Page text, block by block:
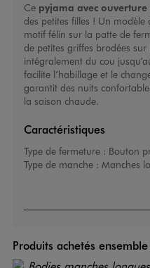
Ce pyjama avec ouverture
des petites filles ! Un
motif félin sur la patte de
de petites griffes brodées sur
intégralement du cou
facilite l’habillage et le
garantit des nuits
la saison chaude.
Caractéristiques
Type de fermeture : Bouton
Type de manche : Manches
Produits achetés ensemble